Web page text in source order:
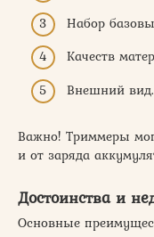
Набор
Качеств
Внешний вид.
Важно! Триммеры
и от заряда
Достоинства и
Основные